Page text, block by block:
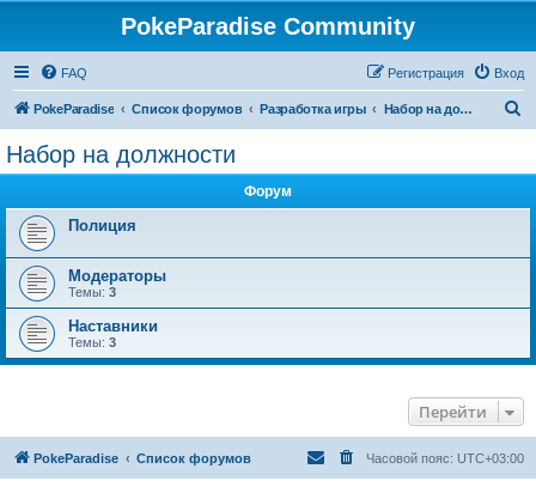
PokeParadise Community
FAQ Вход
Регистрация
PokeParadise Список форумов Разработка игры Набор на должности
Набор на должности
Форум
Полиция
Модераторы
Темы: 3
Наставники
Темы: 3
Перейти
PokeParadise Список форумов Часовой пояс: UTC+03:00